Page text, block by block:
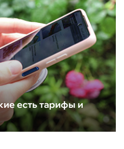
есть тарифы и